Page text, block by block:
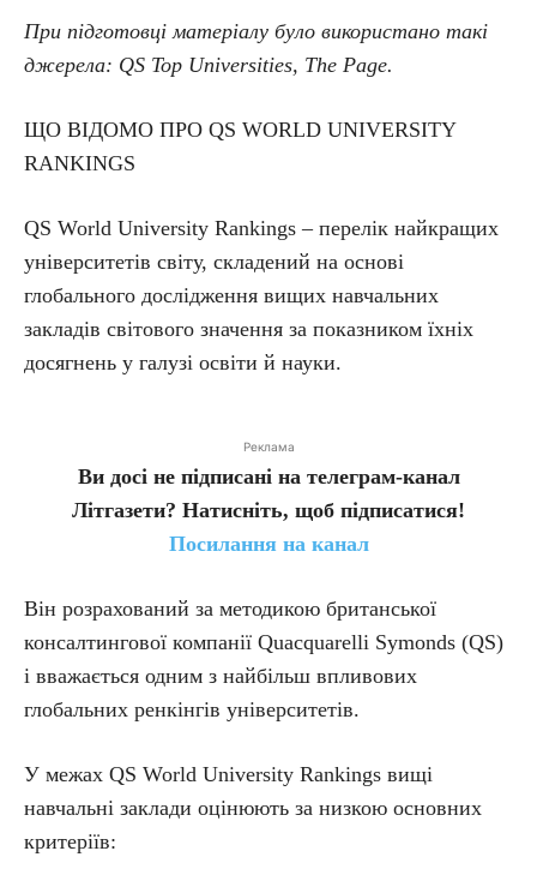
При підготовці матеріалу було використано такі
джерела: QS Top Universities, The Page.
ЩО ВІДОМО ПРО QS WORLD UNIVERSITY
RANKINGS
QS World University Rankings – перелік найкращих
університетів світу, складений на основі
глобального дослідження вищих навчальних
закладів світового значення за показником їхніх
досягнень у галузі освіти й науки.
Реклама
Ви досі не підписані на телеграм-канал
Літгазети? Натисніть, щоб підписатися!
Посилання на канал
Він розрахований за методикою британської
консалтингової компанії Quacquarelli Symonds (QS)
і вважається одним з найбільш впливових
глобальних ренкінгів університетів.
У межах QS World University Rankings вищі
навчальні заклади оцінюють за низкою основних
критеріїв: